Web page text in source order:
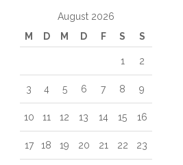
August 2026
M
D M D F S S
1 2
3 4 5 6 7 8 9
10 11 12 13 14 15 16
17 18 19 20 21 22 23